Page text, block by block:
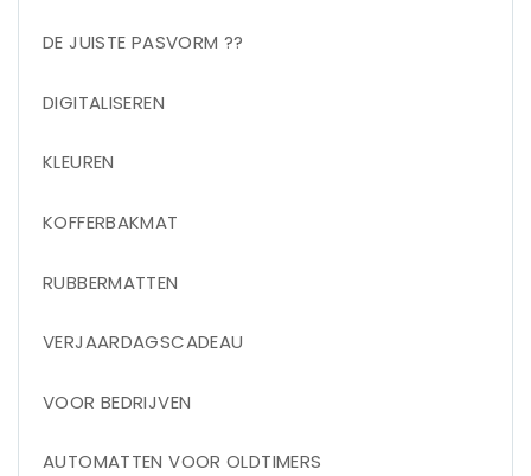
DE JUISTE PASVORM ??
DIGITALISEREN
KLEUREN
KOFFERBAKMAT
RUBBERMATTEN
VERJAARDAGSCADEAU
VOOR BEDRIJVEN
AUTOMATTEN VOOR OLDTIMERS